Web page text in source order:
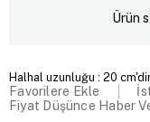
Ürün
Halhal uzunluğu : 20
Favorilere Ekle
Fiyat Düşünce Haber